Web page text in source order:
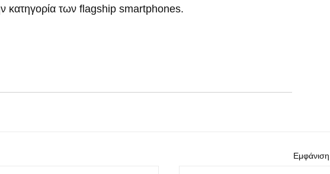
κατηγορία των flagship smartphones.